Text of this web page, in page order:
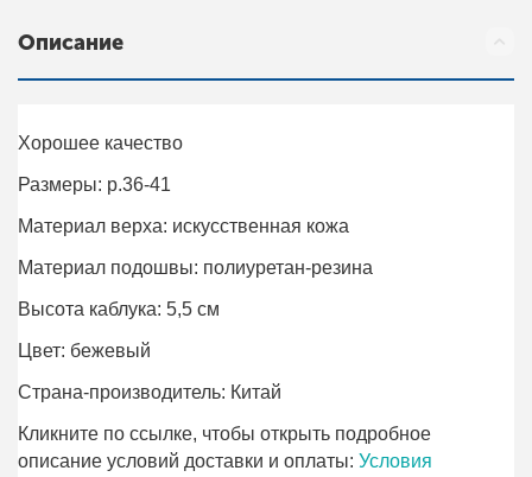
Описание
Хорошее качество
Размеры: р.36-41
Материал верха: искусственная кожа
Материал подошвы: полиуретан-резина
Высота каблука: 5,5 см
Цвет: бежевый
Страна-производитель: Китай
Кликните по ссылке, чтобы открыть подробное
описание условий доставки и оплаты:Условия